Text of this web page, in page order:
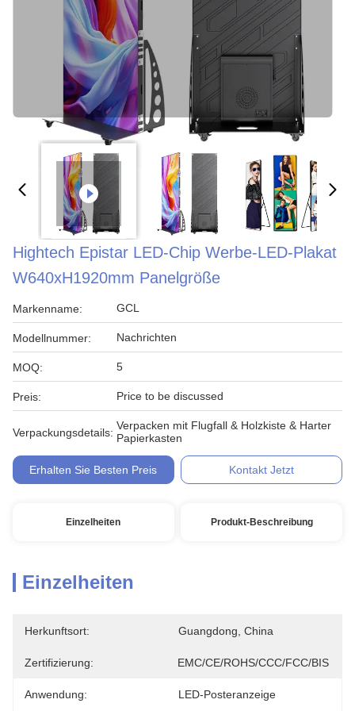
Hightech Epistar LED-Chip Werbe-LED-Plakat
W640xH1920mm Panelgröße
Markenname: GCL
Modellnummer: Nachrichten
MOQ: 5
Preis: Price to be discussed
Verpackungsdetails:
Verpacken mit Flugfall & Holzkiste & Harter
Papierkasten
Erhalten Sie Besten Preis Kontakt Jetzt
Einzelheiten Produkt-Beschreibung
Einzelheiten
Herkunftsort: Guangdong, China
Zertifizierung: EMC/CE/ROHS/CCC/FCC/BIS
Anwendung: LED-Posteranzeige